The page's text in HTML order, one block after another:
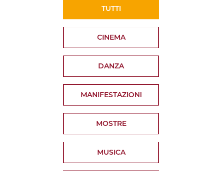
TUTTI
CINEMA
DANZA
MANIFESTAZIONI
MOSTRE
MUSICA